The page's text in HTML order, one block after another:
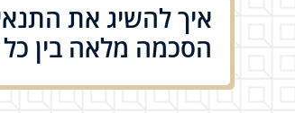
איך להשיג את
הסכמה מלאה בין כל